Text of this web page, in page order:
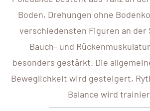
Boden, Drehungen ohne
verschiedensten Figuren an der
Bauch- und
besonders gestärkt. Die
Beweglichkeit wird gesteigert,
Balance wird